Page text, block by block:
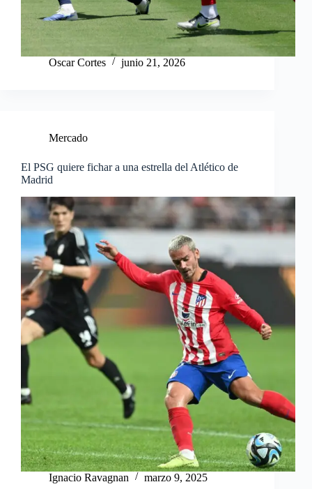
Oscar Cortes junio 21, 2026
Mercado
El PSG quiere fichar a una estrella del Atlético de
Madrid
Ignacio Ravagnan marzo 9, 2025